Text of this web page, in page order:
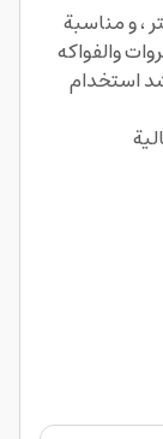
، حيث تصل سعتها إلى 200 لتر ، و مناسبة
والفواكه
استخدام